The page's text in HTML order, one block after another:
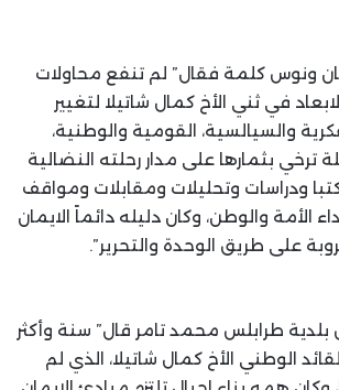
ونوس كلمة فقال” لم تنفع محاولات
في ثني الأخ كمال شاتيلا لتغيير
والسيالسية، القومية والوطنية،
ترخي بثمارها على مدار رحلته النضالية
ودراسات وتحليلات ومقابلات ومواقف
الأمة والوطن، وكان دليله دائماً الايمان
على طريق الوحدة والتحرير”.
طرابلس محمد تامر قال” سنة وأكثر
الوطني الأخ كمال شاتيلا، الذي لم